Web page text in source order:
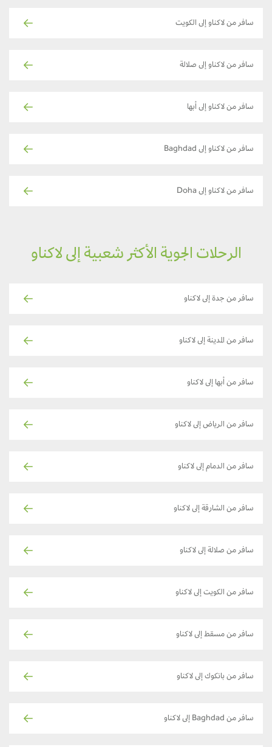
سافر من لاكناو إلى الكويت
سافر من لاكناو إلى صلالة
سافر من لاكناو إلى أبها
سافر من لاكناو إلى Baghdad
سافر من لاكناو إلى Doha
الرحلات الجوية الأكثر شعبية إلى لاكناو
سافر من جدة إلى لاكناو
سافر من المدينة إلى لاكناو
سافر من أبها إلى لاكناو
سافر من الرياض إلى لاكناو
سافر من الدمام إلى لاكناو
سافر من الشارقة إلى لاكناو
سافر من صلالة إلى لاكناو
سافر من الكويت إلى لاكناو
سافر من مسقط إلى لاكناو
سافر من بانكوك إلى لاكناو
سافر من Baghdad إلى لاكناو